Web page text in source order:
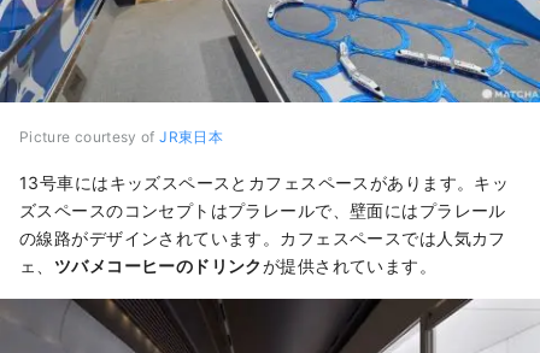
Picture courtesy ofJR東日本
13号車にはキッズスペースとカフェスペースがあります。キッ
ズスペースのコンセプトはプラレールで、壁面にはプラレール
の線路がデザインされています。カフェスペースでは人気カフ
ェ、 ツバメコーヒーのドリンクが提供されています。